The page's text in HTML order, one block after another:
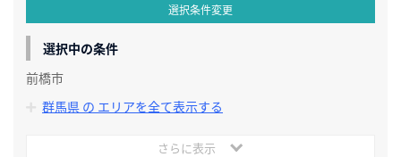
選択条件変更
選択中の条件
前橋市
群馬県 の エリアを全て表示する
さらに表示